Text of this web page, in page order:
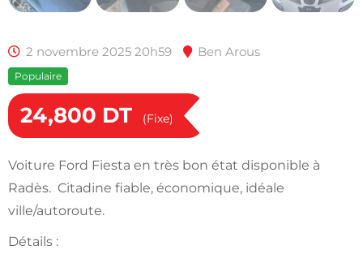
2 novembre 2025 20h59 Ben Arous
Populaire
24,800 DT (Fixe)
Voiture Ford Fiesta en très bon état disponible à
Radès. Citadine fiable, économique, idéale
ville/autoroute.
Détails :